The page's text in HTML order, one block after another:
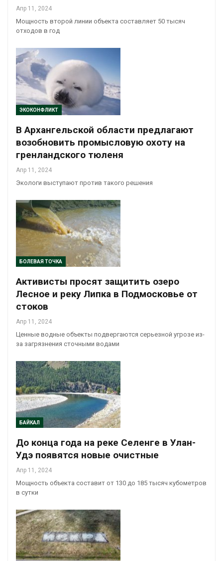
Апр 11, 2024
Мощность второй линии объекта составляет 50 тысяч
отходов в год
ЭКОКОНФЛИКТ
В Архангельской области предлагают
возобновить промысловую охоту на
гренландского тюленя
Апр 11, 2024
Экологи выступают против такого решения
БОЛЕВАЯ ТОЧКА
Активисты просят защитить озеро
Лесное и реку Липка в Подмосковье от
стоков
Апр 11, 2024
Ценные водные объекты подвергаются серьезной угрозе из-
за загрязнения сточными водами
БАЙКАЛ
До конца года на реке Селенге в Улан-
Удэ появятся новые очистные
Апр 11, 2024
Мощность объекта составит от 130 до 185 тысяч кубометров
в сутки